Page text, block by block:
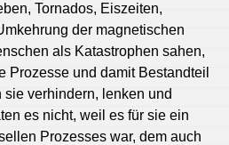
Tornados, Eiszeiten,
der magnetischen
als Katastrophen sahen,
Prozesse und damit Bestandteil
verhindern, lenken und
es nicht, weil es für sie ein
Prozesses war, dem auch